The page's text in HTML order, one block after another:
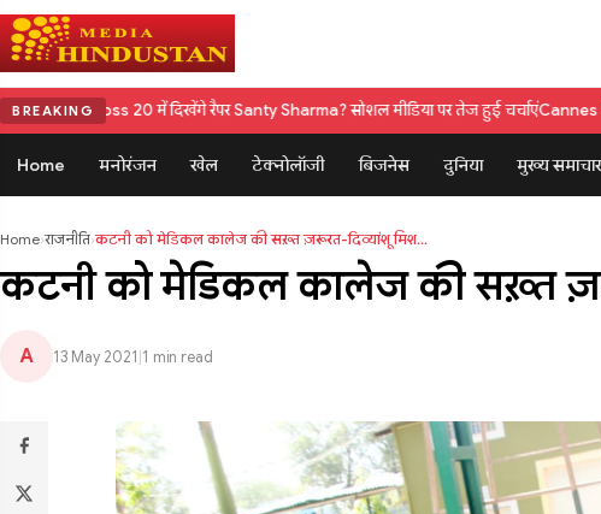
BREAKING
20 में दिखेंगे रैपर Santy Sharma? सोशल मीडिया पर तेज हुई चर्चाएंCannes Film Festival में
Home मनोरंजन खेल टेक्नोलॉजी बिजनेस दुनिया मुख्य समाचार
Home›राजनीति›कटनी को मेडिकल कालेज की सख़्त ज़रूरत-दिव्यांशू मिश...
कटनी को मेडिकल कालेज की सख़्त
A 13 May 2021 1 min read